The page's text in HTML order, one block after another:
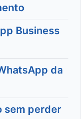
Business
da
sem perder